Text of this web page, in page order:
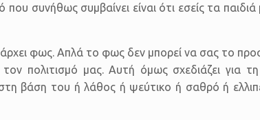
συνήθως συμβαίνει είναι ότι εσείς τα
φως. Απλά το φως δεν μπορεί να σας το
πολιτισμό μας. Αυτή όμως σχεδιάζει για
βάση του ή λάθος ή ψεύτικο ή σαθρό ή